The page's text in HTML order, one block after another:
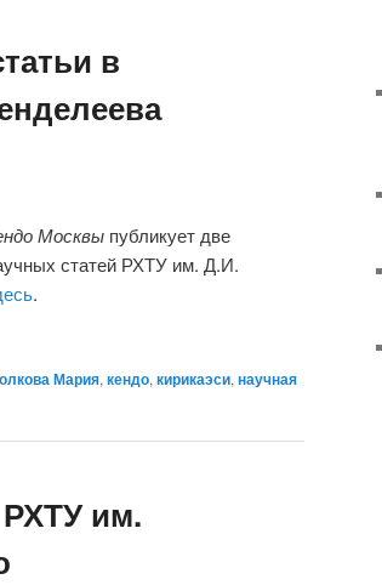
в
Москвы публикует две
статей РХТУ им. Д.И.
.
Мария, кендо, кирикаэси, научная
им.